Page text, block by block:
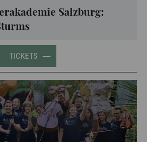
Salzburg:
TICKETS